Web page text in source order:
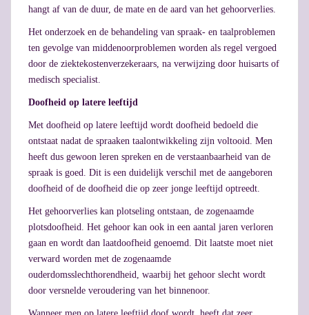
hangt af van de duur, de mate en de aard van het gehoorverlies.
Het onderzoek en de behandeling van spraak- en taalproblemen
ten gevolge van middenoorproblemen worden als regel vergoed
door de ziektekostenverzekeraars, na verwijzing door huisarts of
medisch specialist.
Doofheid op latere leeftijd
Met doofheid op latere leeftijd wordt doofheid bedoeld die
ontstaat nadat de spraaken taalontwikkeling zijn voltooid. Men
heeft dus gewoon leren spreken en de verstaanbaarheid van de
spraak is goed. Dit is een duidelijk verschil met de aangeboren
doofheid of de doofheid die op zeer jonge leeftijd optreedt.
Het gehoorverlies kan plotseling ontstaan, de zogenaamde
plotsdoofheid. Het gehoor kan ook in een aantal jaren verloren
gaan en wordt dan laatdoofheid genoemd. Dit laatste moet niet
verward worden met de zogenaamde
ouderdomsslechthorendheid, waarbij het gehoor slecht wordt
door versnelde veroudering van het binnenoor.